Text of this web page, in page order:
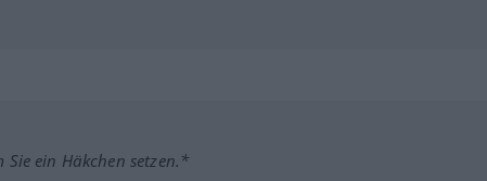
Sie ein Häkchen setzen.*